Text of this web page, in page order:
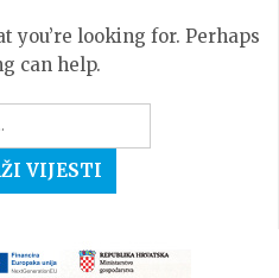
you’re looking for. Perhaps
can help.